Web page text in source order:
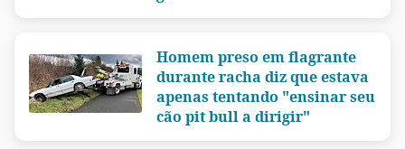
Homem preso em flagrante
durante racha diz que estava
apenas tentando "ensinar seu
cão pit bull a dirigir"